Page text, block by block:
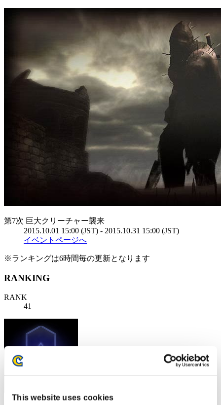
This website uses cookies
第7次 巨大クリーチャー襲来
2015.10.01 15:00 (JST) - 2015.10.31 15:00 (JST)
イベントページへ
※ランキングは6時間毎の更新となります
RANKING
RANK
41